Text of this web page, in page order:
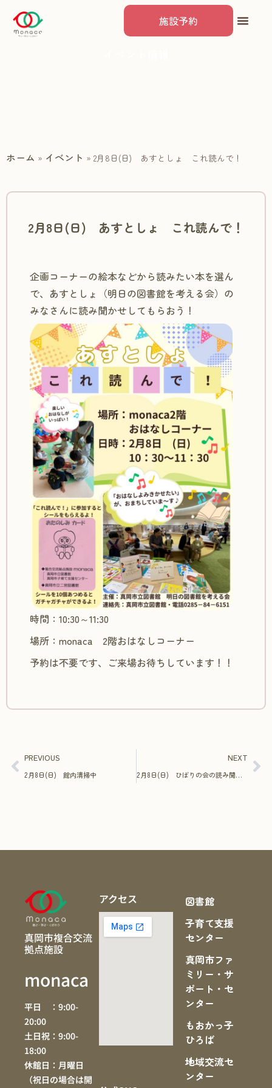
施設予約
ホーム » イベント » 2月8日(日) あすとしょ これ読んで！
2月8日(日) あすとしょ これ読んで！
企画コーナーの絵本などから読みたい本を選ん
で、あすとしょ（明日の図書館を考える会）の
みなさんに読み聞かせしてもらおう！
時間：10:30～11:30
場所：monaca 2階おはなしコーナー
予約は不要です、ご来場お待ちしています！！
PREVIOUS
2月8日(日) 館内清掃中
NEXT
2月8日(日) ひばりの会の読み聞かせ
真岡市複合交流
拠点施設
monaca
平日 ：9:00-
20:00
土日祝：9:00-
18:00
休館日：月曜日
（祝日の場合は開
アクセス
図書館
子育て支援
センター
真岡市ファ
ミリー・サ
ポート・セ
ンター
もおかっ子
ひろば
地域交流セ
ンター